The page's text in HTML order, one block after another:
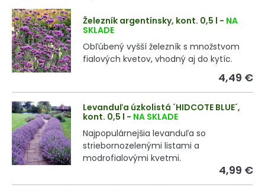
Železník argentínsky, kont. 0,5 l - NA
SKLADE
Obľúbený vyšší železník s množstvom
fialových kvetov, vhodný aj do kytíc.
4,49 €
Levanduľa úzkolistá ´HIDCOTE BLUE´,
kont. 0,5 l - NA SKLADE
Najpopulárnejšia levanduľa so
striebornozelenými listami a
modrofialovými kvetmi.
4,99 €